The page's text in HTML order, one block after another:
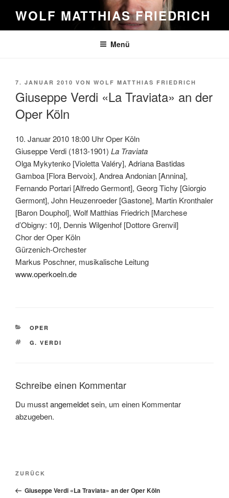
Inhalt
springen
WOLF MATTHIAS FRIEDRICH
Menü
VERÖFFENTLICHT
7. JANUAR 2010 VON WOLF MATTHIAS FRIEDRICH
Giuseppe Verdi «La Traviata» an der
Oper Köln
10. Januar 2010 18:00 Uhr Oper Köln
Giuseppe Verdi (1813-1901) La Traviata
Olga Mykytenko [Violetta Valéry], Adriana Bastidas
Gamboa [Flora Bervoix], Andrea Andonian [Annina],
Fernando Portari [Alfredo Germont], Georg Tichy [Giorgio
Germont], John Heuzenroeder [Gastone], Martin Kronthaler
[Baron Douphol], Wolf Matthias Friedrich [Marchese
d’Obigny: 10], Dennis Wilgenhof [Dottore Grenvil]
Chor der Oper Köln
Gürzenich-Orchester
Markus Poschner, musikalische Leitung
www.operkoeln.de
KATEGORIEN
OPER
SCHLAGWÖRTER
G. VERDI
Schreibe einen Kommentar
Du musstangemeldetsein, um einen Kommentar
abzugeben.
Beitragsnavigation
Vorheriger
Beitrag
ZURÜCK
Giuseppe Verdi «La Traviata» an der Oper Köln